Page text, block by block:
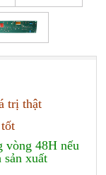
trị thật
48H nếu
sản xuất